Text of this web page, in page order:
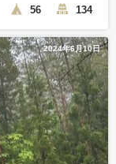
56 134
2024年6月10日